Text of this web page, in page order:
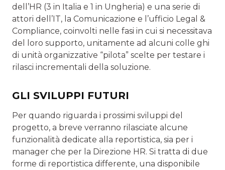
dell’HR (3 in Italia e 1 in Ungheria) e una serie di
attori dell’IT, la Comunicazione e l’ufficio Legal &
Compliance, coinvolti nelle fasi in cui si necessitava
del loro supporto, unitamente ad alcuni colle­ ghi
di unità organizzative “pilota” scelte per testare i
rilasci incrementali della soluzione.
GLI SVILUPPI FUTURI
Per quando riguarda i prossimi sviluppi del
progetto, a breve verranno rilasciate alcune
funzionalità dedicate alla repor­tistica, sia per i
manager che per la Direzione HR. Si tratta di due
forme di reportistica differente, una disponibile